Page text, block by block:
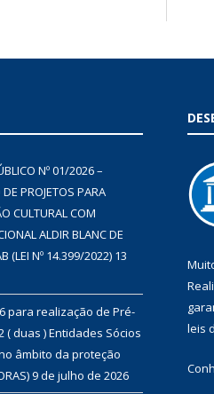
Nº 01/2026 –
PROJETOS PARA
CULTURAL COM
ALDIR BLANC DE
(LEI Nº 14.399/2022) 13
para realização de Pré-
duas ) Entidades Sócios
âmbito da proteção
9 de julho de 2026
leis